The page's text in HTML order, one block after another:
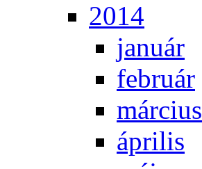
2014
ja­nu­ár
feb­ru­ár
már­ci­us
áp­ri­lis